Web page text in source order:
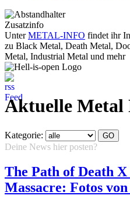
Zusatzinfo
UnterMETAL-INFO findet ihr
zu Black Metal, Death Metal,
Metal, Industrial Metal und mehr
Aktuelle Metal
Kategorie:
Deine News hier posten?
The Path of Death
Massacre: Fotos